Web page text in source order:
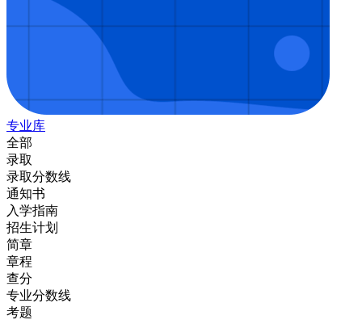
专业库
全部
录取
录取分数线
通知书
入学指南
招生计划
简章
章程
查分
专业分数线
考题